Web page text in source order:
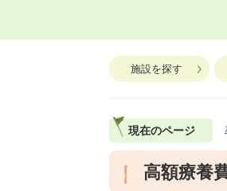
施設を探す
現在のページ
高額療養